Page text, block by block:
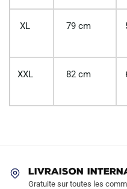
XL 79 cm
XXL 82 cm
LIVRAISON
Gratuite sur toutes les